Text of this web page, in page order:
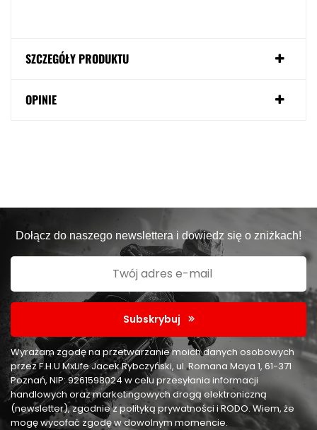
SZCZEGÓŁY PRODUKTU
OPINIE
Dołącz do naszego newslettera i dowiedz się o zniżkach!
Subskrybuj
Wyrażam zgodę na przetwarzanie moich danych osobowych
przez F.H.U MxLife Jacek Rybczyński, ul. Romana Maya 1, 61-371
Poznań, NIP: 9261598024 w celu przesyłania informacji
handlowych oraz marketingowych drogą elektroniczną
(newsletter), zgodnie z polityką prywatności i RODO. Wiem, że
mogę wycofać zgodę w dowolnym momencie.